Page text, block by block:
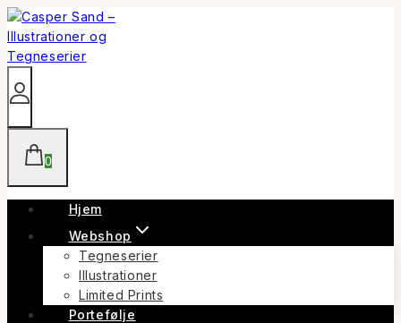
Skip
to
content
0
Hjem
Webshop
Tegneserier
Illustrationer
Limited Prints
Portefølje